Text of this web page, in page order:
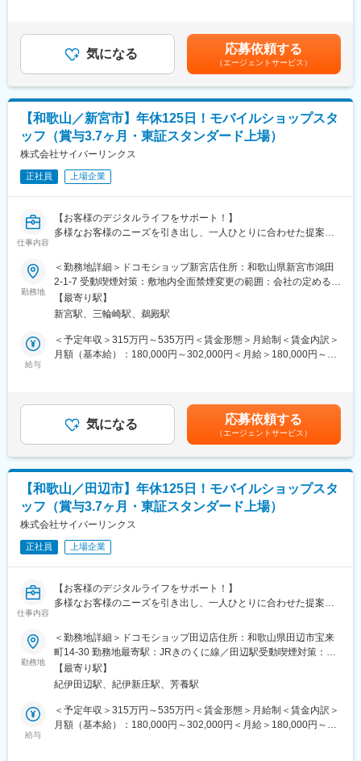
方々を支えるアプリケーション開発に携わり、フィードバックが
得られます。
【新たな技術・業務領域へのチャレンジ】
◎クラウド接続の拡大に伴い、AWSを活用した開発領域が広がっ
ており、専門性を高めるチャンスがあります。
◎また業務理解が進んだ段階で、個々の特性に応じてチームの取
りまとめや後輩フォローなど、役割の幅を広げていくことを想定
しています。
【教育・成長支援】
◎三菱電機グループ研修や社外研修を活用し、興味のある技術分
変更の範囲：会社の定める業務
◇要求仕様をもとにした、設計・実装・機能試験業務
◇通信機能を含む製品開発における、関連ロジックの実装
◇開発に関するドキュメント作成、レビュー対応
※まずは実装・試験を中心に担当し、製品理解を深めながら、段階
的に設計工程へステップアップできる環境です。
■開発環境：
◇使用言語／C言語
◇OS／組込みOS（μITRON、組込みLinux 等／案件による）
■製品例：
システムリモコン（PAC-SF50ATなど）
【三菱電機との密な協業環境】
◎三菱電機和歌山事業所内で業務を行っており、三菱電機社員も
含めた連携メンバーと対面やTeamsを活用したスピーディな意思
疎通が可能です。
も組み入れ、コミュニケーションを大切にしています。
【製品開発ならではのやりがい】
【腰を据えて技術を磨き・業務領域を広げられる環境】
◎短期案件の繰り返しではなく、長期的な製品開発に携わること
で、組込みエンジニアとしての基礎体力・応用力を高められ、セ
キュリティ技術など最新の情報や技術を体得し専門性を高めるチ
ャンスがあります。
◎業務理解が進んだ段階で、個々の特性に応じてチームの取りま
とめや後輩フォローなど、役割の幅を広げていくことを想定して
います。
【教育・成長支援】
◎三菱電機グループ研修や社外研修を活用し、興味のある技術分
変更の範囲：会社の定める業務
気になる 応募依頼する
（エージェントサービス）
【和歌山／新宮市】年休125日！モバイルショップスタ
ッフ（賞与3.7ヶ月・東証スタンダード上場）
株式会社サイバーリンクス
正社員 上場企業
仕事内容
【お客様のデジタルライフをサポート！】
多様なお客様のニーズを引き出し、一人ひとりに合わせた提案を
プスタッフとしてのミッションです。
(1)携帯電話サポート
(2)携帯端末の販売、料金プランの見直しやおすすめサービスの提
案
(3)ライフデザインサポート
（LINE・カメラなどのアプリ利用方法のレクチャーなど、お客
ント会場（スーパーなど）に来店されるお客様への対応や、店内
のPOP掲示やお客様向けメール配信など多岐に渡る業務から『最
8:20 出社（専用駐車場があり、車通勤のスタッフが多いで
す）
8:30～開店準備（店舗内の清掃・機器の立ち上げ 等）
8:45～朝礼（売上確認・連絡事項等の共有）
9:00～開店 機種変更対応
13:00～休憩
14:00～お客様への操作説明・故障対応など
18:00 閉店 〆作業して業務終了
★入社後のサポート
き、内容をメモするなどして覚えていきます。わからないことは
何でも先輩に聞いてください！
Web学習や先輩とのロールプレイングなどしっかり研修を行い、
半年後ぐらいには窓口業務への独り立ちになります。
★スタッフ限定の特典あり！
通信料半額サポート／スポンサー企業優待／ドコモサービス使い
勤務地
＜勤務地詳細＞ドコモショップ新宮店住所：和歌山県新宮市鴻田
2-1-7 受動喫煙対策：敷地内全面禁煙変更の範囲：会社の定める事
業所（リモートワーク含む）
【最寄り駅】
新宮駅、三輪崎駅、鵜殿駅
給与
＜予定年収＞315万円～535万円＜賃金形態＞月給制＜賃金内訳＞
月額（基本給）：180,000円～302,000円＜月給＞180,000円～
間外20時間の場合）】・20歳 一般スタッフ 330万円・30歳
副店長 450万円・40歳 店長 600万円賃金はあ
くまでも目安の金額であり、選考を通じて上下する可能性があり
ます。月給(月額)は固定手当を含めた表記です。
気になる 応募依頼する
（エージェントサービス）
【和歌山／田辺市】年休125日！モバイルショップスタ
ッフ（賞与3.7ヶ月・東証スタンダード上場）
株式会社サイバーリンクス
正社員 上場企業
仕事内容
【お客様のデジタルライフをサポート！】
多様なお客様のニーズを引き出し、一人ひとりに合わせた提案を
プスタッフとしてのミッションです。
(1)携帯電話サポート
(2)携帯端末の販売、料金プランの見直しやおすすめサービスの提
案
(3)ライフデザインサポート
（LINE・カメラなどのアプリ利用方法のレクチャーなど、お客
勤務地
＜勤務地詳細＞ドコモショップ田辺店住所：和歌山県田辺市宝来
町14-30 勤務地最寄駅：JRきのくに線／田辺駅受動喫煙対策：敷
地内全面禁煙変更の範囲：会社の定める事業所（リモートワーク
含む）
【最寄り駅】
紀伊田辺駅、紀伊新庄駅、芳養駅
給与
＜予定年収＞315万円～535万円＜賃金形態＞月給制＜賃金内訳＞
月額（基本給）：180,000円～302,000円＜月給＞180,000円～